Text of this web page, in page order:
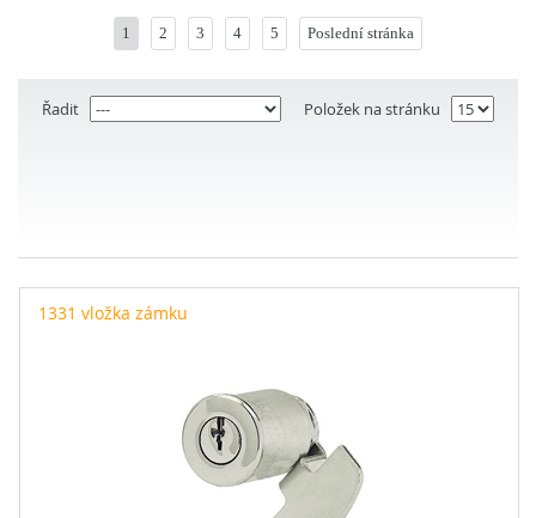
1 2 3 4 5 Poslední stránka
Řadit Položek na stránku
1331 vložka zámku